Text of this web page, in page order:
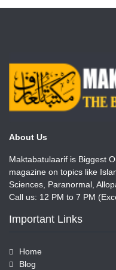
About Us
Maktabatulaarif is Biggest
magazine on topics like
Sciences, Paranormal,
Call us: 12 PM to 7 PM
Important Links
Home
Blog